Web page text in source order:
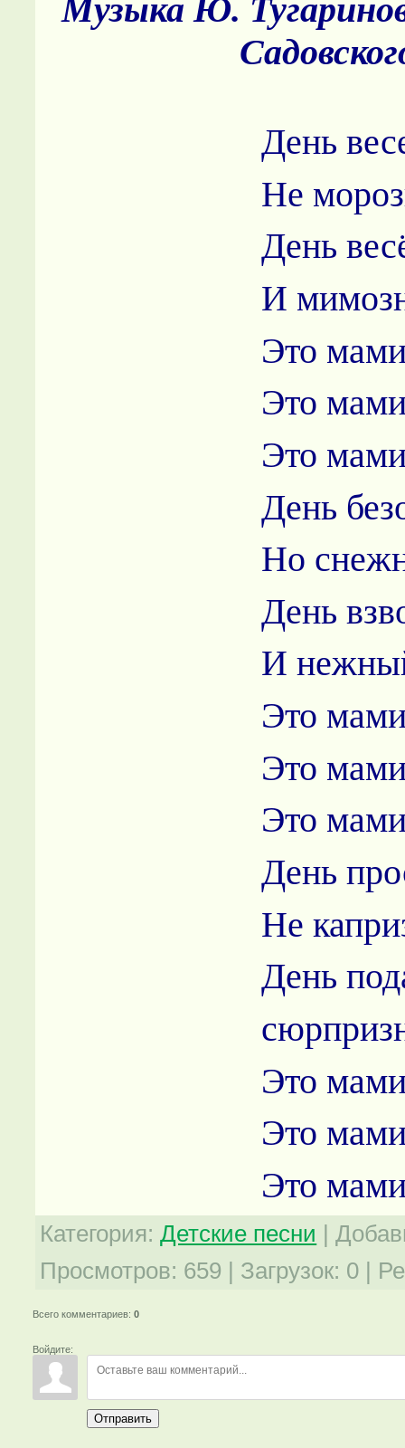
Музыка Ю.
День
Не
День
И
Это
Это
Это
День
Но
День
И
Это
Это
Это
День
Не
День
Это
Это
Это
Категория: Детские песни |
Просмотров: 659 | Загрузок: 0 |
Всего комментариев:0
Войдите:
Отправить